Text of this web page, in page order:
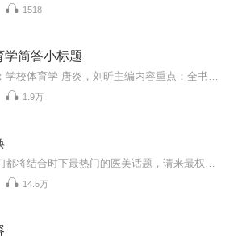
1518
学简答小标题
1.9万
14.5万